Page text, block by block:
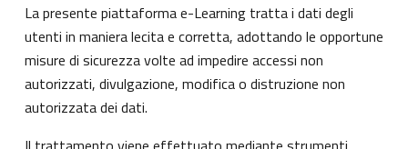
La presente piattaforma e-Learning tratta i dati degli
utenti in maniera lecita e corretta, adottando le opportune
misure di sicurezza volte ad impedire accessi non
autorizzati, divulgazione, modifica o distruzione non
autorizzata dei dati.